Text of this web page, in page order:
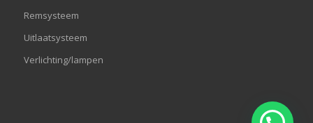
Remsysteem
Uitlaatsysteem
Verlichting/lampen